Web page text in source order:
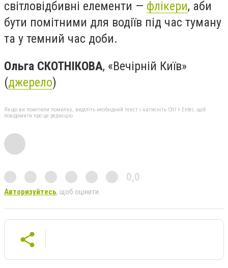
світловідбивні елементи — флікери, аби
бути помітними для водіїв під час туману
та у темний час доби.
Ольга СКОТНІКОВА, «Вечірній Київ»
(джерело)
Якщо ви помітили помилку, виділіть необхідний текст і натисніть Ctrl + Enter, щоб
повідомити про це редакцію
0,0
Авторизуйтесь, щоб оцінити